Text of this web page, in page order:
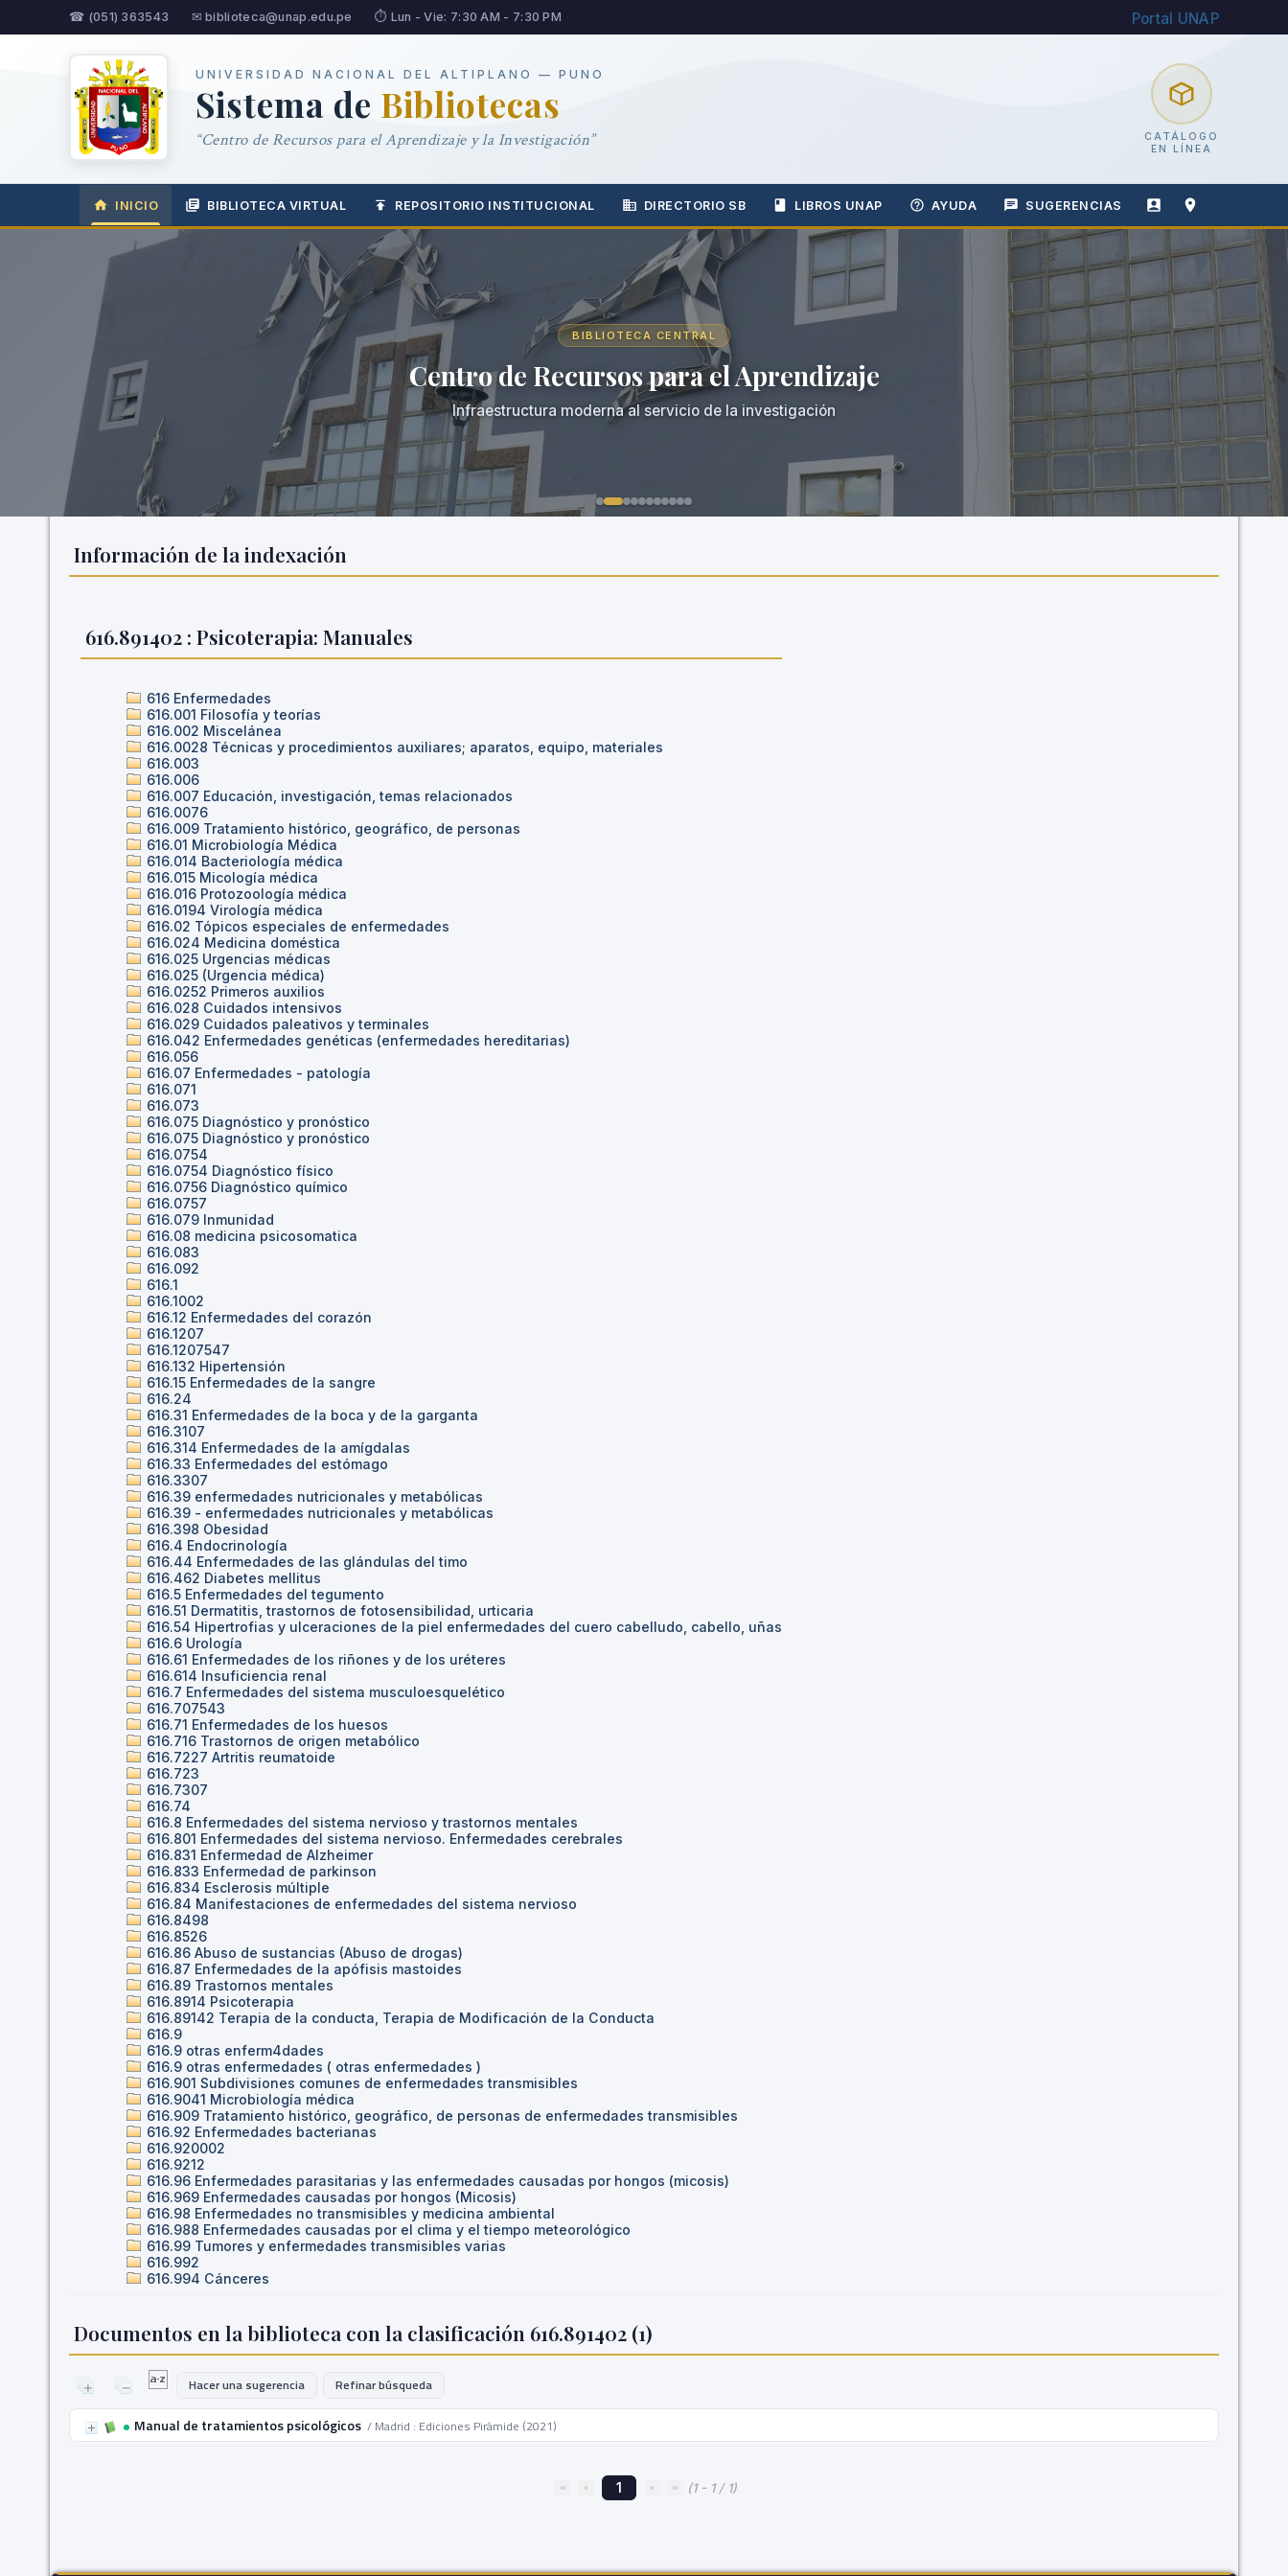
☎ (051) 363543 ✉ biblioteca@unap.edu.pe ⏱ Lun - Vie: 7:30 AM - 7:30 PM Portal UNAP
UNIVERSIDAD NACIONAL DEL ALTIPLANO — PUNO
Sistema de Bibliotecas
“Centro de Recursos para el Aprendizaje y la Investigación”
CATÁLOGO
EN LÍNEA
INICIO BIBLIOTECA VIRTUAL REPOSITORIO INSTITUCIONAL DIRECTORIO SB LIBROS UNAP AYUDA SUGERENCIAS
BIBLIOTECA CENTRAL
Centro de Recursos para el Aprendizaje
Infraestructura moderna al servicio de la investigación
Información de la indexación
616.891402 : Psicoterapia: Manuales
616 Enfermedades
616.001 Filosofía y teorías
616.002 Miscelánea
616.0028 Técnicas y procedimientos auxiliares; aparatos, equipo, materiales
616.003
616.006
616.007 Educación, investigación, temas relacionados
616.0076
616.009 Tratamiento histórico, geográfico, de personas
616.01 Microbiología Médica
616.014 Bacteriología médica
616.015 Micología médica
616.016 Protozoología médica
616.0194 Virología médica
616.02 Tópicos especiales de enfermedades
616.024 Medicina doméstica
616.025 Urgencias médicas
616.025 (Urgencia médica)
616.0252 Primeros auxilios
616.028 Cuidados intensivos
616.029 Cuidados paleativos y terminales
616.042 Enfermedades genéticas (enfermedades hereditarias)
616.056
616.07 Enfermedades - patología
616.071
616.073
616.075 Diagnóstico y pronóstico
616.075 Diagnóstico y pronóstico
616.0754
616.0754 Diagnóstico físico
616.0756 Diagnóstico químico
616.0757
616.079 Inmunidad
616.08 medicina psicosomatica
616.083
616.092
616.1
616.1002
616.12 Enfermedades del corazón
616.1207
616.1207547
616.132 Hipertensión
616.15 Enfermedades de la sangre
616.24
616.31 Enfermedades de la boca y de la garganta
616.3107
616.314 Enfermedades de la amígdalas
616.33 Enfermedades del estómago
616.3307
616.39 enfermedades nutricionales y metabólicas
616.39 - enfermedades nutricionales y metabólicas
616.398 Obesidad
616.4 Endocrinología
616.44 Enfermedades de las glándulas del timo
616.462 Diabetes mellitus
616.5 Enfermedades del tegumento
616.51 Dermatitis, trastornos de fotosensibilidad, urticaria
616.54 Hipertrofias y ulceraciones de la piel enfermedades del cuero cabelludo, cabello, uñas
616.6 Urología
616.61 Enfermedades de los riñones y de los uréteres
616.614 Insuficiencia renal
616.7 Enfermedades del sistema musculoesquelético
616.707543
616.71 Enfermedades de los huesos
616.716 Trastornos de origen metabólico
616.7227 Artritis reumatoide
616.723
616.7307
616.74
616.8 Enfermedades del sistema nervioso y trastornos mentales
616.801 Enfermedades del sistema nervioso. Enfermedades cerebrales
616.831 Enfermedad de Alzheimer
616.833 Enfermedad de parkinson
616.834 Esclerosis múltiple
616.84 Manifestaciones de enfermedades del sistema nervioso
616.8498
616.8526
616.86 Abuso de sustancias (Abuso de drogas)
616.87 Enfermedades de la apófisis mastoides
616.89 Trastornos mentales
616.8914 Psicoterapia
616.89142 Terapia de la conducta, Terapia de Modificación de la Conducta
616.9
616.9 otras enferm4dades
616.9 otras enfermedades ( otras enfermedades )
616.901 Subdivisiones comunes de enfermedades transmisibles
616.9041 Microbiología médica
616.909 Tratamiento histórico, geográfico, de personas de enfermedades transmisibles
616.92 Enfermedades bacterianas
616.920002
616.9212
616.96 Enfermedades parasitarias y las enfermedades causadas por hongos (micosis)
616.969 Enfermedades causadas por hongos (Micosis)
616.98 Enfermedades no transmisibles y medicina ambiental
616.988 Enfermedades causadas por el clima y el tiempo meteorológico
616.99 Tumores y enfermedades transmisibles varias
616.992
616.994 Cánceres
Documentos en la biblioteca con la clasificación 616.891402 (1)
Hacer una sugerencia Refinar búsqueda
Manual de tratamientos psicológicos / Madrid : Ediciones Pirámide (2021)
1 (1 - 1 / 1)